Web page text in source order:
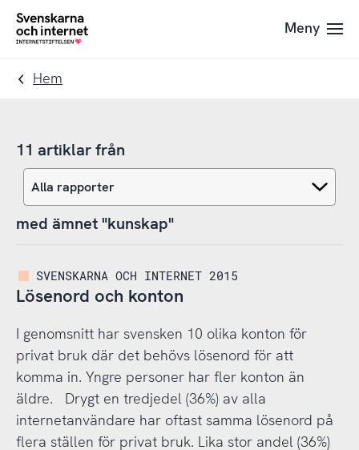
Till
navigation
Till
innehåll
To
Meny
Hem
11 artiklar från
med ämnet "kunskap"
SVENSKARNA OCH INTERNET 2015
Lösenord och konton
I genomsnitt har svensken 10 olika konton för
privat bruk där det behövs lösenord för att
komma in. Yngre personer har fler konton än
äldre. Drygt en tredjedel (36%) av alla
internetanvändare har oftast samma lösenord på
flera ställen för privat bruk. Lika stor andel (36%)